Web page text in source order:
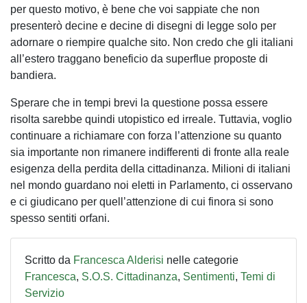
per questo motivo, è bene che voi sappiate che non
presenterò decine e decine di disegni di legge solo per
adornare o riempire qualche sito. Non credo che gli italiani
all’estero traggano beneficio da superflue proposte di
bandiera.
Sperare che in tempi brevi la questione possa essere
risolta sarebbe quindi utopistico ed irreale. Tuttavia, voglio
continuare a richiamare con forza l’attenzione su quanto
sia importante non rimanere indifferenti di fronte alla reale
esigenza della perdita della cittadinanza. Milioni di italiani
nel mondo guardano noi eletti in Parlamento, ci osservano
e ci giudicano per quell’attenzione di cui finora si sono
spesso sentiti orfani.
Scritto da Francesca Alderisi nelle categorie
Francesca, S.O.S. Cittadinanza, Sentimenti, Temi di
Servizio